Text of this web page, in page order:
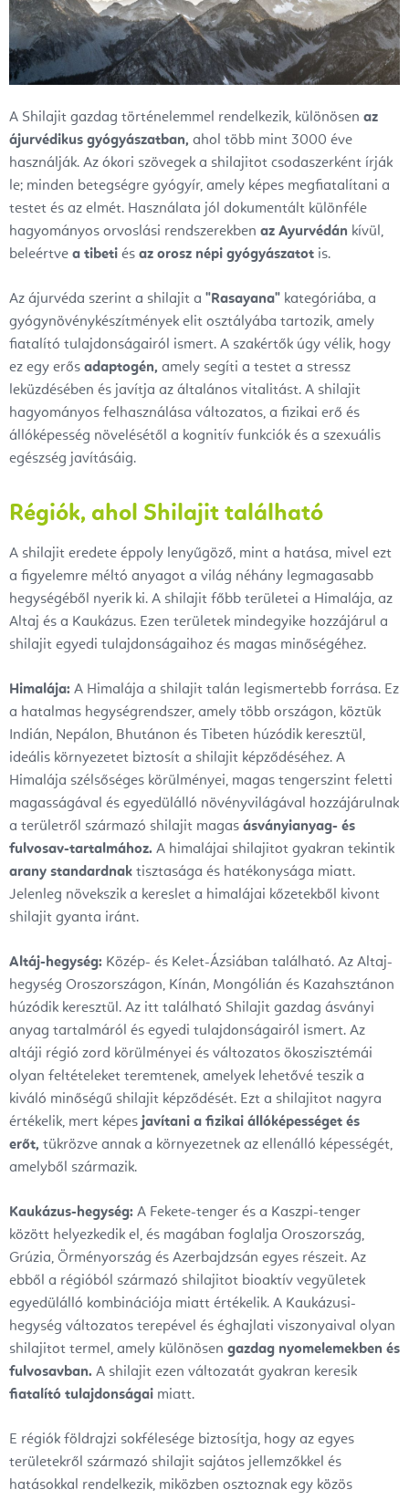
A Shilajit gazdag történelemmel rendelkezik, különösen az
ájurvédikus gyógyászatban, ahol több mint 3000 éve
használják. Az ókori szövegek a shilajitot csodaszerként írják
le; minden betegségre gyógyír, amely képes megfiatalítani a
testet és az elmét. Használata jól dokumentált különféle
hagyományos orvoslási rendszerekben az Ayurvédán kívül,
beleértve a tibeti és az orosz népi gyógyászatot is.
Az ájurvéda szerint a shilajit a "Rasayana" kategóriába, a
gyógynövénykészítmények elit osztályába tartozik, amely
fiatalító tulajdonságairól ismert. A szakértők úgy vélik, hogy
ez egy erős adaptogén, amely segíti a testet a stressz
leküzdésében és javítja az általános vitalitást. A shilajit
hagyományos felhasználása változatos, a fizikai erő és
állóképesség növelésétől a kognitív funkciók és a szexuális
egészség javításáig.
Régiók, ahol Shilajit található
A shilajit eredete éppoly lenyűgöző, mint a hatása, mivel ezt
a figyelemre méltó anyagot a világ néhány legmagasabb
hegységéből nyerik ki. A shilajit főbb területei a Himalája, az
Altaj és a Kaukázus. Ezen területek mindegyike hozzájárul a
shilajit egyedi tulajdonságaihoz és magas minőségéhez.
Himalája: A Himalája a shilajit talán legismertebb forrása. Ez
a hatalmas hegységrendszer, amely több országon, köztük
Indián, Nepálon, Bhutánon és Tibeten húzódik keresztül,
ideális környezetet biztosít a shilajit képződéséhez. A
Himalája szélsőséges körülményei, magas tengerszint feletti
magasságával és egyedülálló növényvilágával hozzájárulnak
a területről származó shilajit magas ásványianyag- és
fulvosav-tartalmához. A himalájai shilajitot gyakran tekintik
arany standardnak tisztasága és hatékonysága miatt.
Jelenleg növekszik a kereslet a himalájai kőzetekből kivont
shilajit gyanta iránt.
Altáj-hegység: Közép- és Kelet-Ázsiában található. Az Altaj-
hegység Oroszországon, Kínán, Mongólián és Kazahsztánon
húzódik keresztül. Az itt található Shilajit gazdag ásványi
anyag tartalmáról és egyedi tulajdonságairól ismert. Az
altáji régió zord körülményei és változatos ökoszisztémái
olyan feltételeket teremtenek, amelyek lehetővé teszik a
kiváló minőségű shilajit képződését. Ezt a shilajitot nagyra
értékelik, mert képes javítani a fizikai állóképességet és
erőt, tükrözve annak a környezetnek az ellenálló képességét,
amelyből származik.
Kaukázus-hegység: A Fekete-tenger és a Kaszpi-tenger
között helyezkedik el, és magában foglalja Oroszország,
Grúzia, Örményország és Azerbajdzsán egyes részeit. Az
ebből a régióból származó shilajitot bioaktív vegyületek
egyedülálló kombinációja miatt értékelik. A Kaukázusi-
hegység változatos terepével és éghajlati viszonyaival olyan
shilajitot termel, amely különösen gazdag nyomelemekben és
fulvosavban. A shilajit ezen változatát gyakran keresik
fiatalító tulajdonságai miatt.
E régiók földrajzi sokfélesége biztosítja, hogy az egyes
területekről származó shilajit sajátos jellemzőkkel és
hatásokkal rendelkezik, miközben osztoznak egy közös